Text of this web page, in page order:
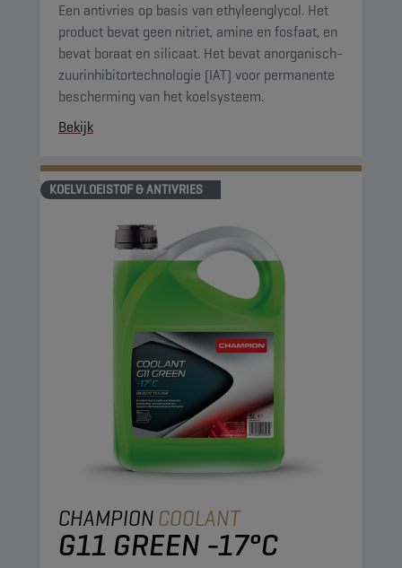
Een antivries op basis van ethyleenglycol. Het
product bevat geen nitriet, amine en fosfaat, en
bevat boraat en silicaat. Het bevat anorganisch-
zuurinhibitortechnologie (IAT) voor permanente
bescherming van het koelsysteem.
Bekijk
KOELVLOEISTOF & ANTIVRIES
CHAMPIONCOOLANT
G11 GREEN -17°C